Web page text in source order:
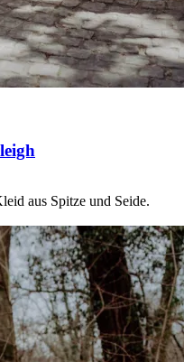
aus Spitze und Seide.